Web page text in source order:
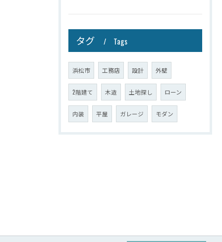
タグ Tags
浜松市 工務店 設計 外壁
2階建て 木造 土地探し ローン
内装 平屋 ガレージ モダン